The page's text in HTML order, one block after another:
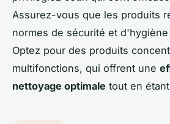
Assurez-vous que les produits
normes de sécurité et
Optez pour des produits
multifonctions, qui offrent une
nettoyage optimale tout en